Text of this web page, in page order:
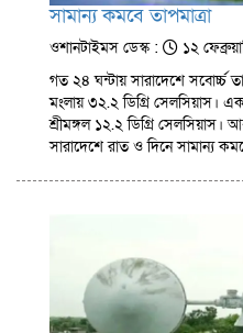
সামান্য কমবে তাপমাত্রা
ওশানটাইমস ডেস্ক :
১২
গত ২৪ ঘন্টায় সারাদেশে সবোর্চ্চ
মংলায় ৩২.২ ডিগ্রি সেলসিয়াস।
শ্রীমঙ্গল ১২.২ ডিগ্রি
সারাদেশে রাত ও দিনে সামান্য